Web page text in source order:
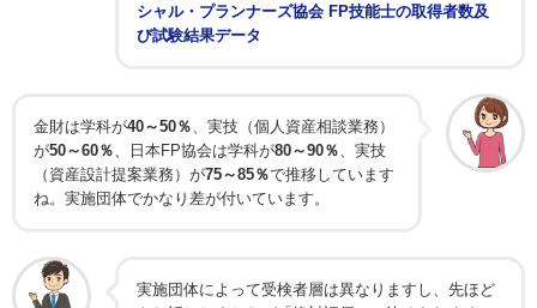
シャル・プランナーズ協会 FP技能士の取得者数及
び試験結果データ
金財は学科が40～50％ 、実技（個人資産相談業務）
が50～60％ 、日本FP協会は学科が80～90％ 、実技
（資産設計提案業務）が75～85％で推移しています
ね。実施団体でかなり差が付いています。
実施団体によって受検者層は異なりますし、先ほど